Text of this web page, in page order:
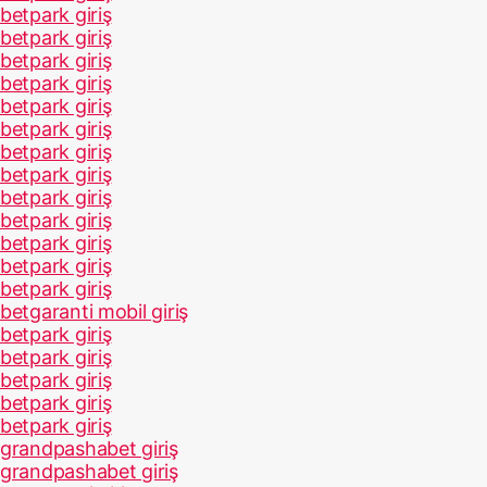
betpark giriş
betpark giriş
betpark giriş
betpark giriş
betpark giriş
betpark giriş
betpark giriş
betpark giriş
betpark giriş
betpark giriş
betpark giriş
betpark giriş
betpark giriş
betgaranti mobil giriş
betpark giriş
betpark giriş
betpark giriş
betpark giriş
betpark giriş
grandpashabet giriş
grandpashabet giriş